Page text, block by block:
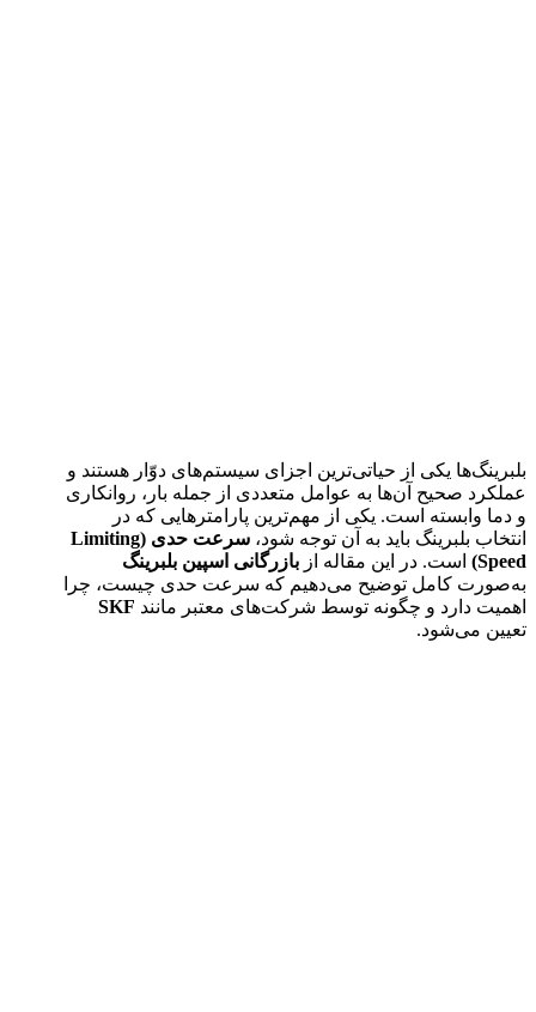
بلبرینگ‌ها یکی از حیاتی‌ترین اجزای سیستم‌های دوّار هستند و
عملکرد صحیح آن‌ها به عوامل متعددی از جمله بار، روانکاری
و دما وابسته است. یکی از مهم‌ترین پارامترهایی که در
انتخاب بلبرینگ باید به آن توجه شود،
سرعت حدی (Limiting
Speed)
است. در این مقاله از بازرگانی اسپین بلبرینگ
به‌صورت کامل توضیح می‌دهیم که سرعت حدی چیست، چرا
اهمیت دارد و چگونه توسط شرکت‌های معتبر مانند SKF
تعیین می‌شود.